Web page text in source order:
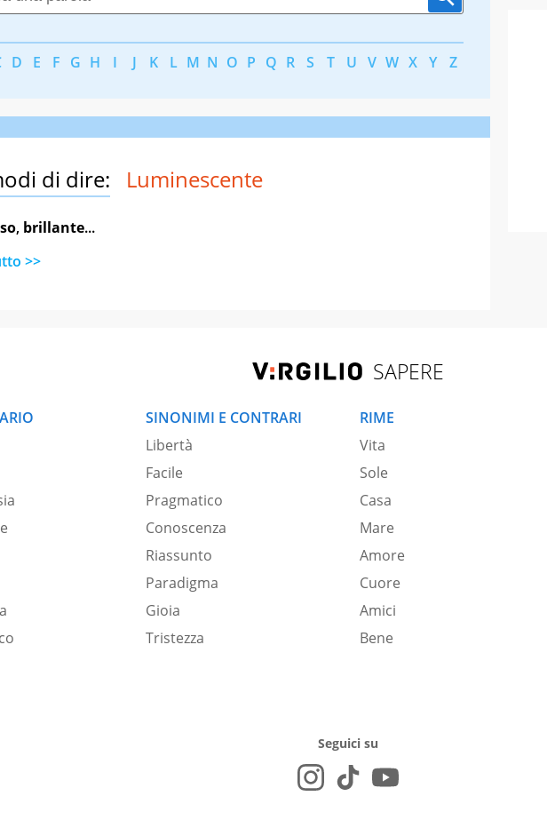
D E F G H I J K L M N O P Q R S T U V W X Y Z
di dire: Luminescente
, brillante...
>>
SAPERE
SINONIMI E CONTRARI
Libertà
Facile
Pragmatico
Conoscenza
Riassunto
Paradigma
Gioia
Tristezza
RIME
Vita
Sole
Casa
Mare
Amore
Cuore
Amici
Bene
Seguici su